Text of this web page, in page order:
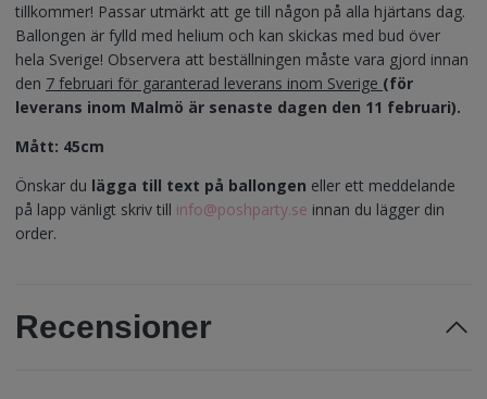
tillkommer! Passar utmärkt att ge till någon på alla hjärtans dag.
Ballongen är fylld med helium och kan skickas med bud över
hela Sverige! Observera att beställningen måste vara gjord innan
den 7 februari för garanterad leverans inom Sverige (för
leverans inom Malmö är senaste dagen den 11 februari).
Mått: 45cm
Önskar du lägga till text på ballongen eller ett meddelande
på lapp vänligt skriv till info@poshparty.se innan du lägger din
order.
Recensioner